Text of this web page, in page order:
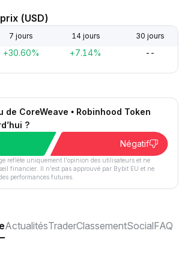
(USD)
7 jours 14 jours 30 jours
+30.60% +7.14% --
de CoreWeave • Robinhood Token
?
Négatif
reflète uniquement l'opinion des utilisateurs et ne
financier. Il n'est pas approuvé par Bybit EU et ne
performances futures.
ActualitésTraderClassementSocialFAQ